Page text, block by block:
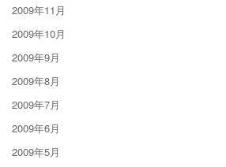
2009年11月
2009年10月
2009年9月
2009年8月
2009年7月
2009年6月
2009年5月